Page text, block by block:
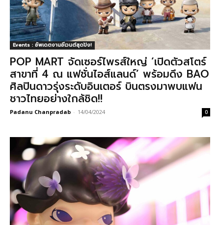
Events : อัพเดตงานอีเวนต์สุดปัง!
POP MART จัดเซอร์ไพรส์ใหญ่ ’เปิดตัวสโตร์
สาขาที่ 4 ณ แฟชั่นไอส์แลนด์’ พร้อมดึง BAO
ศิลปินดาวรุ่งระดับอินเตอร์ บินตรงมาพบแฟน
ชาวไทยอย่างใกล้ชิด!!
Padanu Chanpradab - 14/04/2024 0